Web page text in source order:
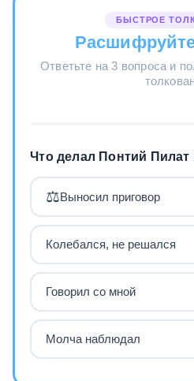
БЫСТРОЕ
Ответьте на 3 вопроса и
Что делал Понтий
⚖️Выносил приговор
Колебался, не решался
Говорил со мной
Молча наблюдал